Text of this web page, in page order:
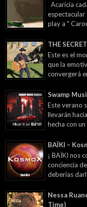
Acaricia
espectacular
play a "
THE SECRET
Este es el
que la
convergerá
Swamp
Este verano
llevarán
hecha con
BAÏKI –
¡ BAÏKI nos
conciencia
deberías
Nessa
Time)